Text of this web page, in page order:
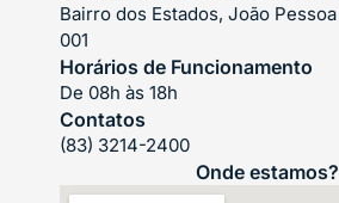
Bairro dos Estados, João
001
Horários de Funcionamento
De 08h às 18h
Contatos
(83) 3214-2400
Onde estamos?